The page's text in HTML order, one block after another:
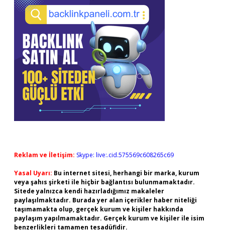
Reklam ve İletişim: Skype: live:.cid.575569c608265c69
Yasal Uyarı: Bu internet sitesi, herhangi bir marka, kurum
veya şahıs şirketi ile hiçbir bağlantısı bulunmamaktadır.
Sitede yalnızca kendi hazırladığımız makaleler
paylaşılmaktadır. Burada yer alan içerikler haber niteliği
taşımamakta olup, gerçek kurum ve kişiler hakkında
paylaşım yapılmamaktadır. Gerçek kurum ve kişiler ile isim
benzerlikleri tamamen tesadüfidir.